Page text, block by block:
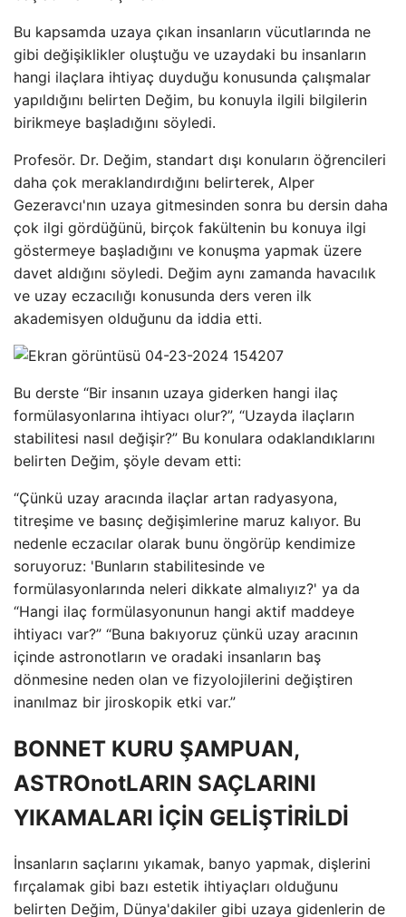
Bu kapsamda uzaya çıkan insanların vücutlarında ne
gibi değişiklikler oluştuğu ve uzaydaki bu insanların
hangi ilaçlara ihtiyaç duyduğu konusunda çalışmalar
yapıldığını belirten Değim, bu konuyla ilgili bilgilerin
birikmeye başladığını söyledi.
Profesör. Dr. Değim, standart dışı konuların öğrencileri
daha çok meraklandırdığını belirterek, Alper
Gezeravcı'nın uzaya gitmesinden sonra bu dersin daha
çok ilgi gördüğünü, birçok fakültenin bu konuya ilgi
göstermeye başladığını ve konuşma yapmak üzere
davet aldığını söyledi. Değim aynı zamanda havacılık
ve uzay eczacılığı konusunda ders veren ilk
akademisyen olduğunu da iddia etti.
Bu derste “Bir insanın uzaya giderken hangi ilaç
formülasyonlarına ihtiyacı olur?”, “Uzayda ilaçların
stabilitesi nasıl değişir?” Bu konulara odaklandıklarını
belirten Değim, şöyle devam etti:
“Çünkü uzay aracında ilaçlar artan radyasyona,
titreşime ve basınç değişimlerine maruz kalıyor. Bu
nedenle eczacılar olarak bunu öngörüp kendimize
soruyoruz: 'Bunların stabilitesinde ve
formülasyonlarında neleri dikkate almalıyız?' ya da
“Hangi ilaç formülasyonunun hangi aktif maddeye
ihtiyacı var?” “Buna bakıyoruz çünkü uzay aracının
içinde astronotların ve oradaki insanların baş
dönmesine neden olan ve fizyolojilerini değiştiren
inanılmaz bir jiroskopik etki var.”
BONNET KURU ŞAMPUAN,
ASTROnotLARIN SAÇLARINI
YIKAMALARI İÇİN GELİŞTİRİLDİ
İnsanların saçlarını yıkamak, banyo yapmak, dişlerini
fırçalamak gibi bazı estetik ihtiyaçları olduğunu
belirten Değim, Dünya'dakiler gibi uzaya gidenlerin de